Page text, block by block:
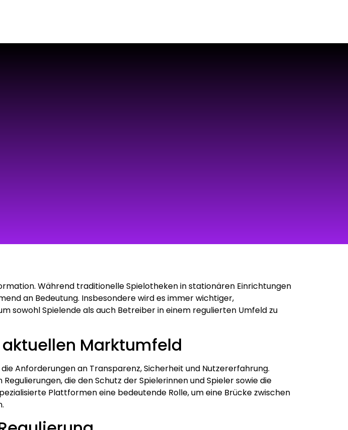
Während traditionelle Spielotheken in stationären Einrichtungen
an Bedeutung. Insbesondere wird es immer wichtiger,
sowohl Spielende als auch Betreiber in einem regulierten Umfeld zu
Marktumfeld
Anforderungen an Transparenz, Sicherheit und Nutzererfahrung.
die den Schutz der Spielerinnen und Spieler sowie die
Plattformen eine bedeutende Rolle, um eine Brücke zwischen